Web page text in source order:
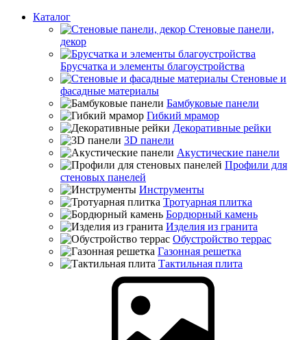
Каталог
Стеновые панели,
декор
Брусчатка и элементы благоустройства
Стеновые и
фасадные материалы
Бамбуковые панели
Гибкий мрамор
Декоративные рейки
3D панели
Акустические панели
Профили для
стеновых панелей
Инструменты
Тротуарная плитка
Бордюрный камень
Изделия из гранита
Обустройство террас
Газонная решетка
Тактильная плита